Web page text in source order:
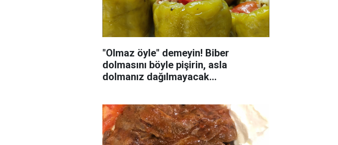
"Olmaz öyle" demeyin! Biber
dolmasını böyle pişirin, asla
dolmanız dağılmayacak...